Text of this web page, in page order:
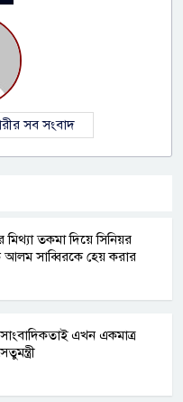
সব সংবাদ
মিথ্যা তকমা দিয়ে সিনিয়র
আলম সাব্বিরকে হেয় করার
এখন একমাত্র